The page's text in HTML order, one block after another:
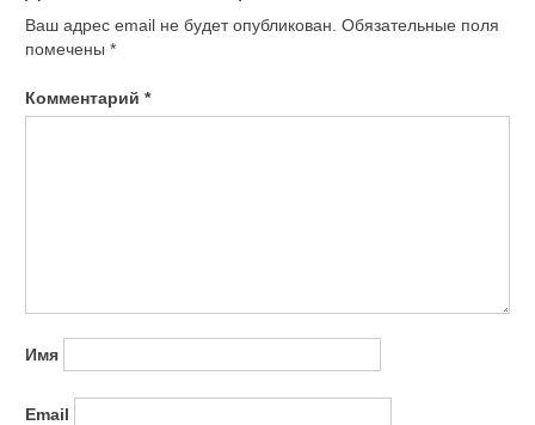
Ваш адрес email не будет опубликован. Обязательные поля
помечены *
Комментарий *
Имя
Email